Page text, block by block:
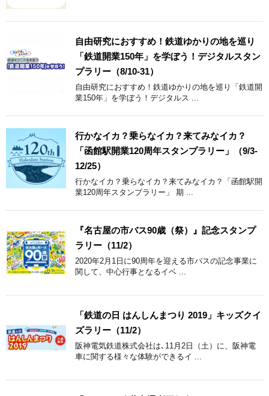
自由研究におすすめ！鉄道ゆかりの地を巡り
「鉄道開業150年」を学ぼう！デジタルスタン
プラリー（8/10-31）
自由研究におすすめ！鉄道ゆかりの地を巡り「鉄道開
業150年」を学ぼう！デジタルス ...
行かなイカ？乗らなイカ？来てみなイカ？
「函館駅開業120周年スタンプラリー」（9/3-
12/25）
行かなイカ？乗らなイカ？来てみなイカ？「函館駅開
業120周年スタンプラリー」 期 ...
『名古屋の市バス90歳（祭）』記念スタンプ
ラリー（11/2）
2020年2月1日に90周年を迎える市バスの記念事業に
関して、中心行事となるイベ ...
「鉄道の日 はんしんまつり 2019」キッズクイ
ズラリー（11/2）
阪神電気鉄道株式会社は､11月2日（土）に、阪神電
車に関する様々な体験ができるイ ...